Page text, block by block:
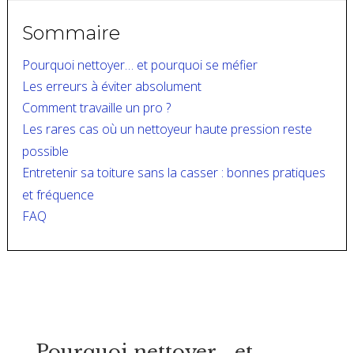
Sommaire
Pourquoi nettoyer… et pourquoi se méfier
Les erreurs à éviter absolument
Comment travaille un pro ?
Les rares cas où un nettoyeur haute pression reste
possible
Entretenir sa toiture sans la casser : bonnes pratiques
et fréquence
FAQ